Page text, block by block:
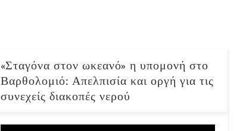
«Σταγόνα στον ωκεανό» η υπομονή στο
Βαρθολομιό: Απελπισία και οργή για τις
συνεχείς διακοπές νερού